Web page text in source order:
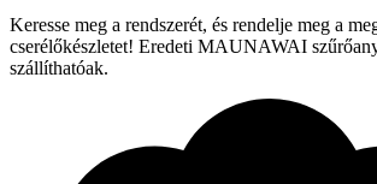
Keresse meg a rendszerét, és rendelje meg a
cserélőkészletet! Eredeti MAUNAWAI
szállíthatóak.